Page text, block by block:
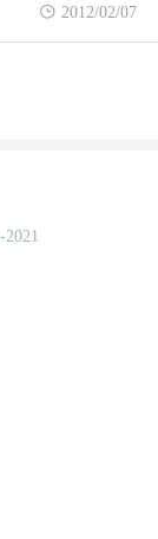
2012/02/07